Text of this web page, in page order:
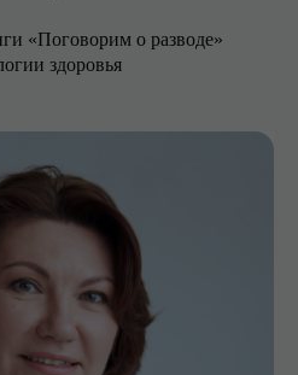
«Поговорим о разводе»
здоровья